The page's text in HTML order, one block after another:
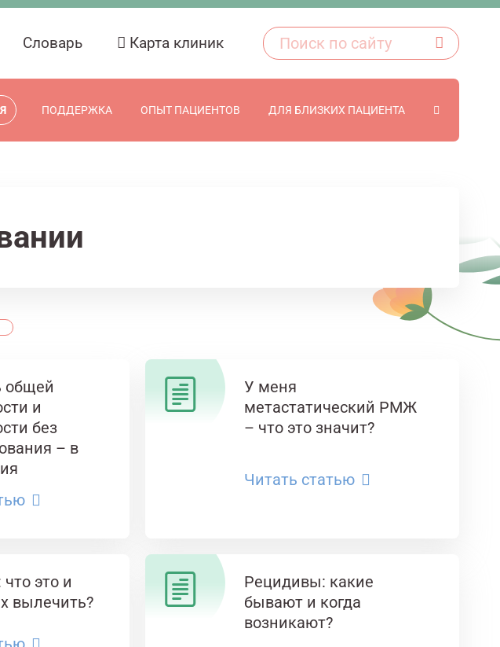
Словарь Карта клиник
ПОДДЕРЖКА ОПЫТ ПАЦИЕНТОВ ДЛЯ БЛИЗКИХ ПАЦИЕНТА
общей
и
без
– в
У меня
метастатический РМЖ
– что это значит?
Читать статью
это и
вылечить?
Рецидивы: какие
бывают и когда
возникают?